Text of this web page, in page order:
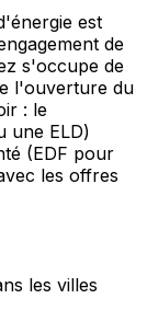
est
de
s'occupe de
l'ouverture du
: le
une ELD)
(EDF pour
les offres
les villes